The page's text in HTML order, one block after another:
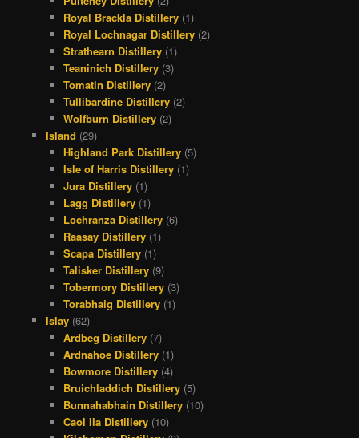
Royal Brackla Distillery (1)
Royal Lochnagar Distillery (2)
Strathearn Distillery (1)
Teaninich Distillery (3)
Tomatin Distillery (2)
Tullibardine Distillery (2)
Wolfburn Distillery (2)
Island (29)
Highland Park Distillery (5)
Isle of Harris Distillery (1)
Jura Distillery (1)
Lagg Distillery (1)
Lochranza Distillery (6)
Raasay Distillery (1)
Scapa Distillery (1)
Talisker Distillery (9)
Tobermory Distillery (3)
Torabhaig Distillery (1)
Islay(62)
Ardbeg Distillery (7)
Ardnahoe Distillery (1)
Bowmore Distillery (4)
Bruichladdich Distillery (5)
Bunnahabhain Distillery (10)
Caol Ila Distillery (10)